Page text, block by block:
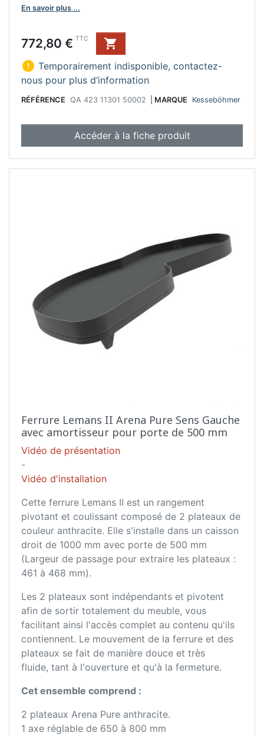
En savoir plus ...
Prix
772,80 € TTC

 Temporairement indisponible, contactez-
nous pour plus d’information
RÉFÉRENCE QA 423 11301 50002 MARQUE Kesseböhmer
Accéder à la fiche produit
Ferrure Lemans II Arena Pure Sens Gauche
avec amortisseur pour porte de 500 mm
Vidéo de présentation
-
Vidéo d'installation
Cette ferrure Lemans II est un rangement
pivotant et coulissant composé de 2 plateaux de
couleur anthracite. Elle s'installe dans un caisson
droit de 1000 mm avec porte de 500 mm
(Largeur de passage pour extraire les plateaux :
461 à 468 mm).
Les 2 plateaux sont indépendants et pivotent
afin de sortir totalement du meuble, vous
facilitant ainsi l'accès complet au contenu qu'ils
contiennent. Le mouvement de la ferrure et des
plateaux se fait de manière douce et très
fluide, tant à l'ouverture et qu'à la fermeture.
Cet ensemble comprend :
2 plateaux Arena Pure anthracite.
1 axe réglable de 650 à 800 mm